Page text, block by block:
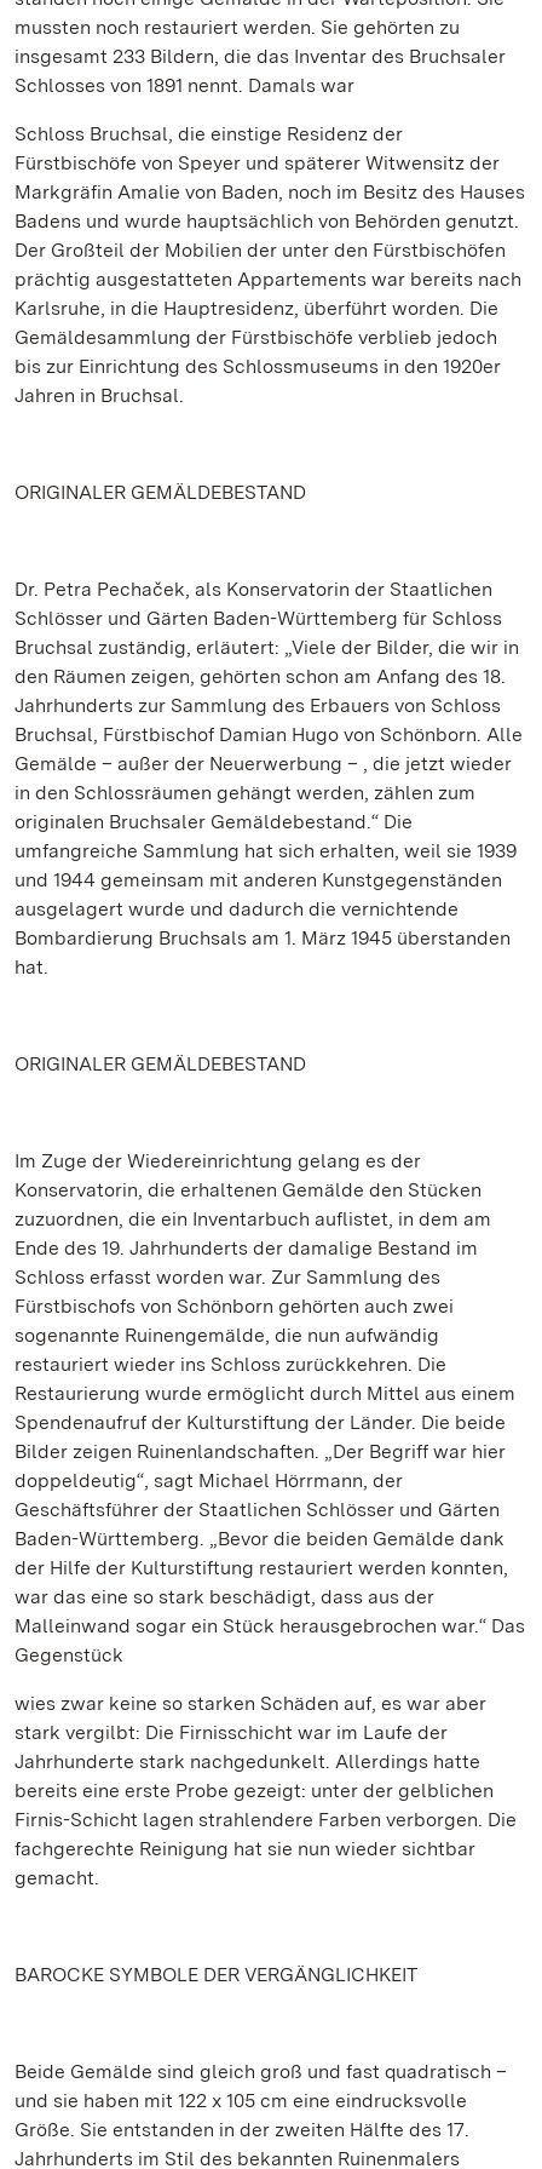
mussten noch restauriert werden. Sie gehörten zu
insgesamt 233 Bildern, die das Inventar des Bruchsaler
Schlosses von 1891 nennt. Damals war
Schloss Bruchsal, die einstige Residenz der
Fürstbischöfe von Speyer und späterer Witwensitz der
Markgräfin Amalie von Baden, noch im Besitz des Hauses
Badens und wurde hauptsächlich von Behörden genutzt.
Der Großteil der Mobilien der unter den Fürstbischöfen
prächtig ausgestatteten Appartements war bereits nach
Karlsruhe, in die Hauptresidenz, überführt worden. Die
Gemäldesammlung der Fürstbischöfe verblieb jedoch
bis zur Einrichtung des Schlossmuseums in den 1920er
Jahren in Bruchsal.
ORIGINALER GEMÄLDEBESTAND
Dr. Petra Pechaček, als Konservatorin der Staatlichen
Schlösser und Gärten Baden-Württemberg für Schloss
Bruchsal zuständig, erläutert: „Viele der Bilder, die wir in
den Räumen zeigen, gehörten schon am Anfang des 18.
Jahrhunderts zur Sammlung des Erbauers von Schloss
Bruchsal, Fürstbischof Damian Hugo von Schönborn. Alle
Gemälde – außer der Neuerwerbung – , die jetzt wieder
in den Schlossräumen gehängt werden, zählen zum
originalen Bruchsaler Gemäldebestand.“ Die
umfangreiche Sammlung hat sich erhalten, weil sie 1939
und 1944 gemeinsam mit anderen Kunstgegenständen
ausgelagert wurde und dadurch die vernichtende
Bombardierung Bruchsals am 1. März 1945 überstanden
hat.
ORIGINALER GEMÄLDEBESTAND
Im Zuge der Wiedereinrichtung gelang es der
Konservatorin, die erhaltenen Gemälde den Stücken
zuzuordnen, die ein Inventarbuch auflistet, in dem am
Ende des 19. Jahrhunderts der damalige Bestand im
Schloss erfasst worden war. Zur Sammlung des
Fürstbischofs von Schönborn gehörten auch zwei
sogenannte Ruinengemälde, die nun aufwändig
restauriert wieder ins Schloss zurückkehren. Die
Restaurierung wurde ermöglicht durch Mittel aus einem
Spendenaufruf der Kulturstiftung der Länder. Die beide
Bilder zeigen Ruinenlandschaften. „Der Begriff war hier
doppeldeutig“, sagt Michael Hörrmann, der
Geschäftsführer der Staatlichen Schlösser und Gärten
Baden-Württemberg. „Bevor die beiden Gemälde dank
der Hilfe der Kulturstiftung restauriert werden konnten,
war das eine so stark beschädigt, dass aus der
Malleinwand sogar ein Stück herausgebrochen war.“ Das
Gegenstück
wies zwar keine so starken Schäden auf, es war aber
stark vergilbt: Die Firnisschicht war im Laufe der
Jahrhunderte stark nachgedunkelt. Allerdings hatte
bereits eine erste Probe gezeigt: unter der gelblichen
Firnis-Schicht lagen strahlendere Farben verborgen. Die
fachgerechte Reinigung hat sie nun wieder sichtbar
gemacht.
BAROCKE SYMBOLE DER VERGÄNGLICHKEIT
Beide Gemälde sind gleich groß und fast quadratisch –
und sie haben mit 122 x 105 cm eine eindrucksvolle
Größe. Sie entstanden in der zweiten Hälfte des 17.
Jahrhunderts im Stil des bekannten Ruinenmalers